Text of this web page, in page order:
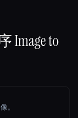
Image to
。